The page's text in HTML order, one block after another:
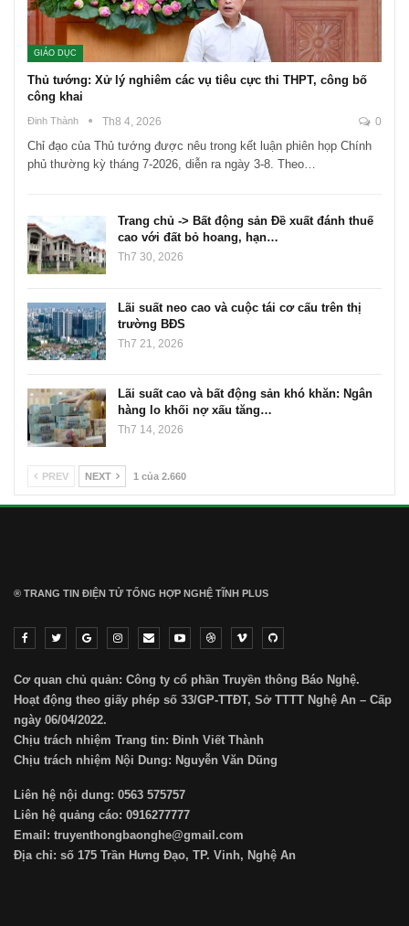
GIÁO DỤC
Thủ tướng: Xử lý nghiêm các vụ tiêu cực thi THPT, công bố
công khai
Đinh Thành Th8 4, 2026 0
Chỉ đạo của Thủ tướng được nêu trong kết luận phiên họp Chính
phủ thường kỳ tháng 7-2026, diễn ra ngày 3-8. Theo…
Trang chủ -> Bất động sản Đề xuất đánh thuế
cao với đất bỏ hoang, hạn…
Th7 30, 2026
Lãi suất neo cao và cuộc tái cơ cấu trên thị
trường BĐS
Th7 21, 2026
Lãi suất cao và bất động sản khó khăn: Ngân
hàng lo khối nợ xấu tăng…
Th7 14, 2026
PREV NEXT 1 của 2.660
® TRANG TIN ĐIỆN TỬ ТỔNG HỢP NGHỆ TĨNH PLUS
Cơ quan chủ quản: Công ty cổ phần Truyền thông Báo Nghệ.
Hoạt động theo giấy phép số 33/GP-TTĐT, Sở TTTT Nghệ An – Cấp
ngày 06/04/2022.
Chịu trách nhiệm Trang tin: Đinh Viết Thành
Chịu trách nhiệm Nội Dung: Nguyễn Văn Dũng
Liên hệ nội dung: 0563 575757
Liên hệ quảng cáo: 0916277777
Email: truyenthongbaonghe@gmail.com
Địa chỉ: số 175 Trần Hưng Đạo, TP. Vinh, Nghệ An